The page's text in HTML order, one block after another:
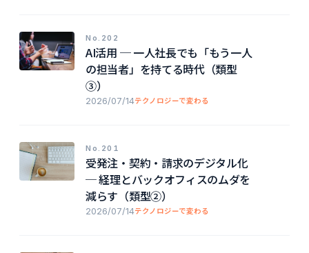
No.202
AI活用 ─ 一人社長でも「もう一人
の担当者」を持てる時代（類型
③）
2026/07/14テクノロジーで変わる
No.201
受発注・契約・請求のデジタル化
─ 経理とバックオフィスのムダを
減らす（類型②）
2026/07/14テクノロジーで変わる